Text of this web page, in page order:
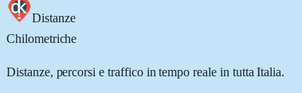
Distanze
Chilometriche
Distanze, percorsi e traffico in tempo reale in tutta Italia.